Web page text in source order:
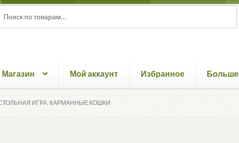
Магазин Мой аккаунт Избранное Больше
ИГРА. КАРМАННЫЕ КОШКИ